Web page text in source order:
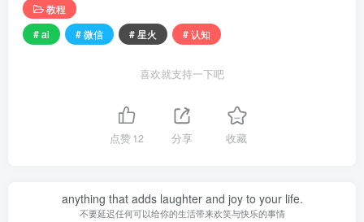
教程
# ai
# 微信 # 星火 # 认知
喜欢就支持一下吧
点赞12 分享 收藏
anything that adds laughter and joy to your life.
不要延迟任何可以给你的生活带来欢笑与快乐的事情